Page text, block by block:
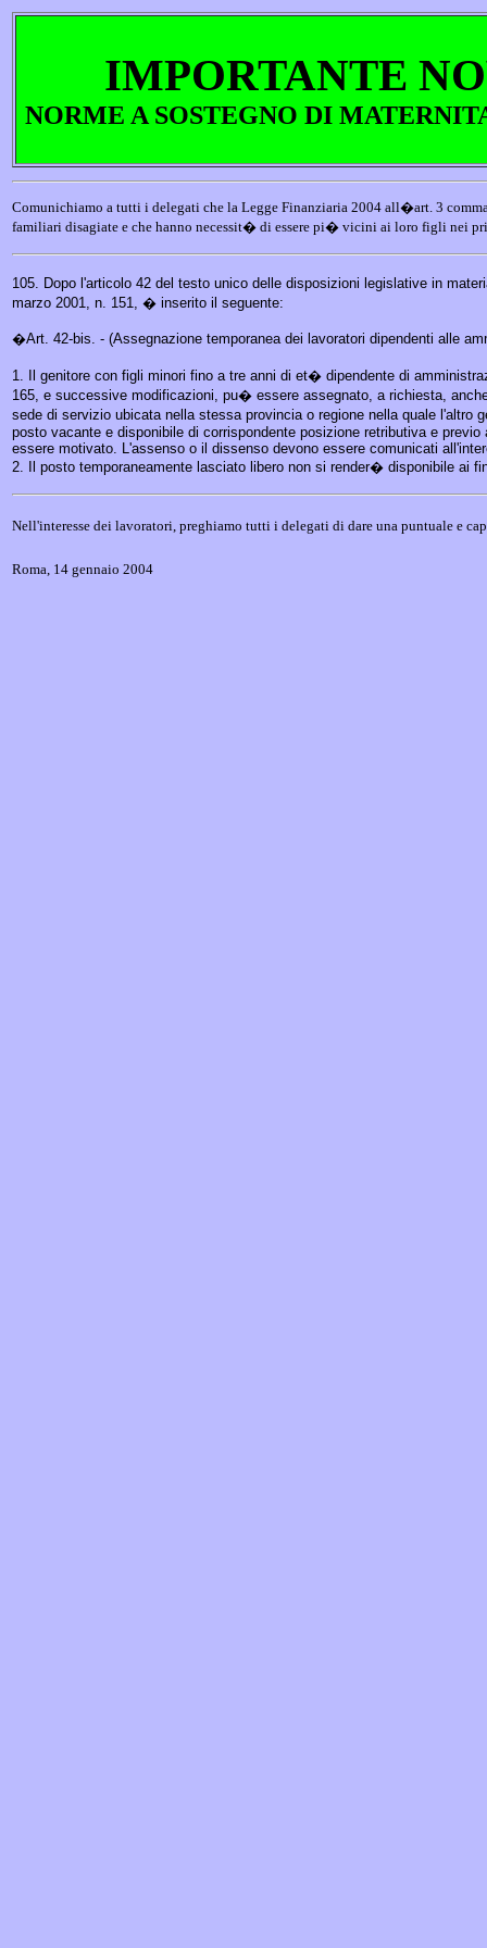
IMPORTANTE
NORME A SOSTEGNO DI
Comunichiamo a tutti i delegati che la Legge Finanziaria 2004 all�art. 3
familiari disagiate e che hanno necessit� di essere pi� vicini ai loro figli nei
105. Dopo l'articolo 42 del testo unico delle disposizioni legislative in
marzo 2001, n. 151, � inserito il seguente:
�Art. 42-bis. - (Assegnazione temporanea dei lavoratori dipendenti alle
1. Il genitore con figli minori fino a tre anni di et� dipendente di
165, e successive modificazioni, pu� essere assegnato, a richiesta,
sede di servizio ubicata nella stessa provincia o regione nella quale
posto vacante e disponibile di corrispondente posizione retributiva e
essere motivato. L'assenso o il dissenso devono essere comunicati
2. Il posto temporaneamente lasciato libero non si render� disponibile ai
Nell'interesse dei lavoratori, preghiamo tutti i delegati di dare una puntuale e
Roma, 14 gennaio 2004